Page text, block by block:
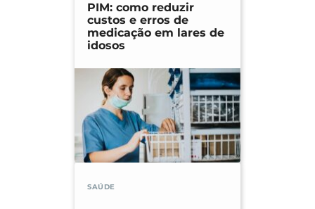
PIM: como reduzir
custos e erros de
medicação em lares de
idosos
SAÚDE